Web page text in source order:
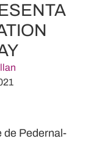
de Pedernal-